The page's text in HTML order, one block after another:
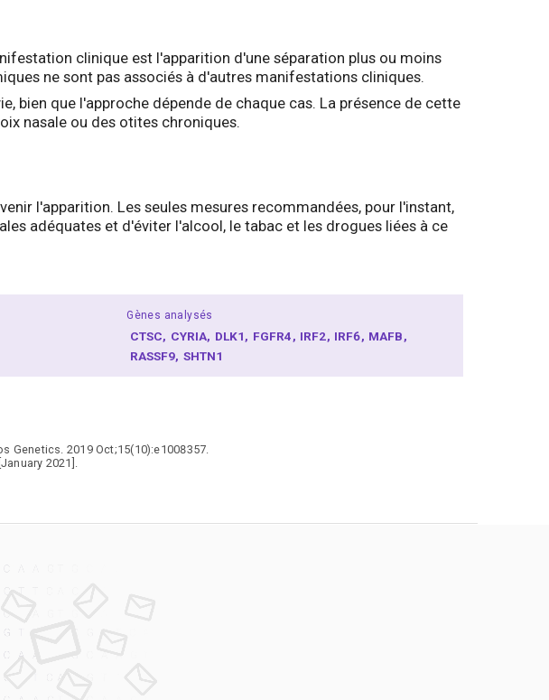
clinique est l'apparition d'une séparation plus ou moins
ne sont pas associés à d'autres manifestations cliniques.
bien que l'approche dépende de chaque cas. La présence de cette
nasale ou des otites chroniques.
l'apparition. Les seules mesures recommandées, pour l'instant,
adéquates et d'éviter l'alcool, le tabac et les drogues liées à ce
Gènes analysés
CTSC CYRIA DLK1 FGFR4 IRF2 IRF6 MAFB
RASSF9 SHTN1
Genetics. 2019 Oct;15(10):e1008357.
2021].